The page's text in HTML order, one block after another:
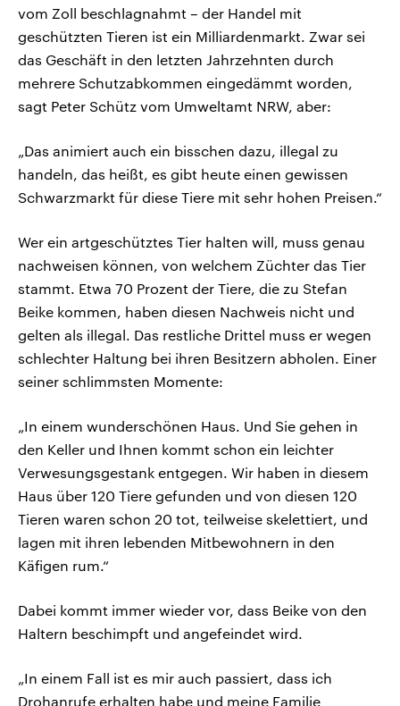
vom Zoll beschlagnahmt – der Handel mit
geschützten Tieren ist ein Milliardenmarkt. Zwar sei
das Geschäft in den letzten Jahrzehnten durch
mehrere Schutzabkommen eingedämmt worden,
sagt Peter Schütz vom Umweltamt NRW, aber:
„Das animiert auch ein bisschen dazu, illegal zu
handeln, das heißt, es gibt heute einen gewissen
Schwarzmarkt für diese Tiere mit sehr hohen Preisen.“
Wer ein artgeschütztes Tier halten will, muss genau
nachweisen können, von welchem Züchter das Tier
stammt. Etwa 70 Prozent der Tiere, die zu Stefan
Beike kommen, haben diesen Nachweis nicht und
gelten als illegal. Das restliche Drittel muss er wegen
schlechter Haltung bei ihren Besitzern abholen. Einer
seiner schlimmsten Momente:
„In einem wunderschönen Haus. Und Sie gehen in
den Keller und Ihnen kommt schon ein leichter
Verwesungsgestank entgegen. Wir haben in diesem
Haus über 120 Tiere gefunden und von diesen 120
Tieren waren schon 20 tot, teilweise skelettiert, und
lagen mit ihren lebenden Mitbewohnern in den
Käfigen rum.“
Dabei kommt immer wieder vor, dass Beike von den
Haltern beschimpft und angefeindet wird.
„In einem Fall ist es mir auch passiert, dass ich
Drohanrufe erhalten habe und meine Familie